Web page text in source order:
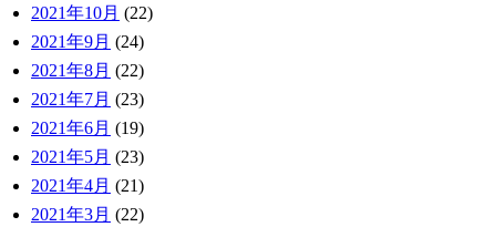
2021年10月 (22)
2021年9月 (24)
2021年8月 (22)
2021年7月 (23)
2021年6月 (19)
2021年5月 (23)
2021年4月 (21)
2021年3月 (22)